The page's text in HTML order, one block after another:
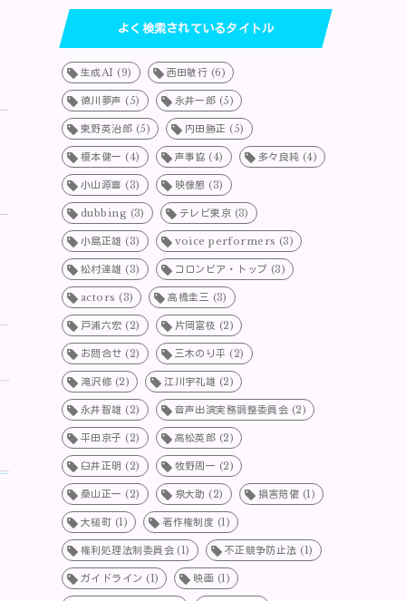
よく検索されているタイトル
生成AI (9) 西田敏行 (6)
徳川夢声 (5) 永井一郎 (5)
東野英治郎 (5) 内田勝正 (5)
榎本健一 (4) 声事協 (4) 多々良純 (4)
小山源喜 (3) 映像懇 (3)
dubbing (3) テレビ東京 (3)
小島正雄 (3) voice performers (3)
松村達雄 (3) コロンビア・トップ (3)
actors (3) 高橋圭三 (3)
戸浦六宏 (2) 片岡富枝 (2)
お問合せ (2) 三木のり平 (2)
滝沢修 (2) 江川宇礼雄 (2)
永井智雄 (2) 音声出演実務調整委員会 (2)
平田京子 (2) 高松英郎 (2)
臼井正明 (2) 牧野周一 (2)
桑山正一 (2) 泉大助 (2) 損害賠償 (1)
大槌町 (1) 著作権制度 (1)
権利処理法制委員会(1) 不正競争防止法 (1)
ガイドライン (1) 映画 (1)